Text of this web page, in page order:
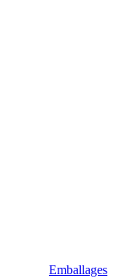
Emballages